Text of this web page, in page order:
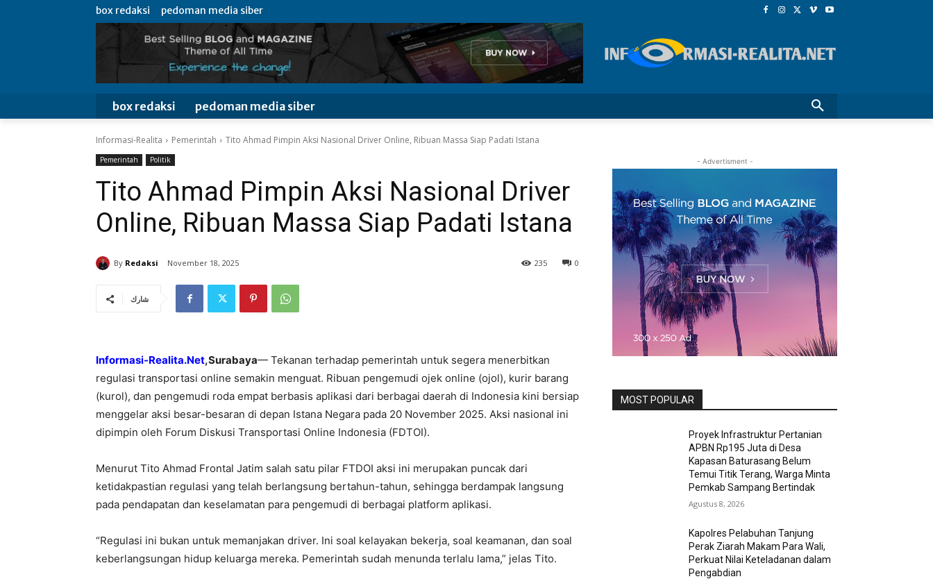
box redaksi pedoman media siber
box redaksi pedoman media siber
Informasi-Realita Pemerintah Tito Ahmad Pimpin Aksi Nasional Driver Online, Ribuan Massa Siap Padati Istana
Pemerintah Politik
Tito Ahmad Pimpin Aksi Nasional Driver
Online, Ribuan Massa Siap Padati Istana
By Redaksi November 18, 2025 0
235
شارك
Informasi-Realita.Net,Surabaya— Tekanan terhadap pemerintah untuk segera menerbitkan
regulasi transportasi online semakin menguat. Ribuan pengemudi ojek online (ojol), kurir barang
(kurol), dan pengemudi roda empat berbasis aplikasi dari berbagai daerah di Indonesia kini bersiap
menggelar aksi besar-besaran di depan Istana Negara pada 20 November 2025. Aksi nasional ini
dipimpin oleh Forum Diskusi Transportasi Online Indonesia (FDTOI).
Menurut Tito Ahmad Frontal Jatim salah satu pilar FTDOI aksi ini merupakan puncak dari
ketidakpastian regulasi yang telah berlangsung bertahun-tahun, sehingga berdampak langsung
pada pendapatan dan keselamatan para pengemudi di berbagai platform aplikasi.
“Regulasi ini bukan untuk memanjakan driver. Ini soal kelayakan bekerja, soal keamanan, dan soal
keberlangsungan hidup keluarga mereka. Pemerintah sudah menunda terlalu lama,” jelas Tito.
- Advertisment -
MOST POPULAR
Proyek Infrastruktur Pertanian
APBN Rp195 Juta di Desa
Kapasan Baturasang Belum
Temui Titik Terang, Warga Minta
Pemkab Sampang Bertindak
Agustus 8, 2026
Kapolres Pelabuhan Tanjung
Perak Ziarah Makam Para Wali,
Perkuat Nilai Keteladanan dalam
Pengabdian